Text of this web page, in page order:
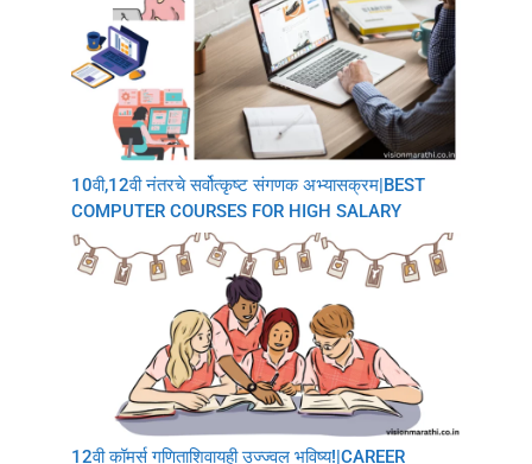
10वी,12वी नंतरचे सर्वोत्कृष्ट संगणक अभ्यासक्रम|BEST
COMPUTER COURSES FOR HIGH SALARY
12वी कॉमर्स गणिताशिवायही उज्ज्वल भविष्य!|CAREER